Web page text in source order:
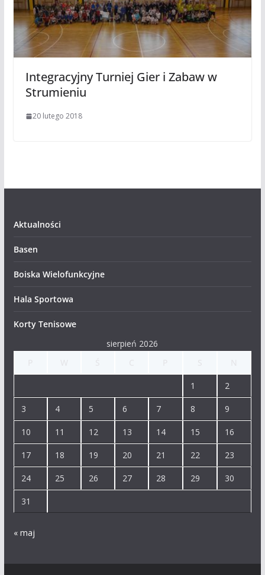
Integracyjny Turniej Gier i Zabaw w
Strumieniu
20 lutego 2018
Aktualności
Basen
Boiska Wielofunkcyjne
Hala Sportowa
Korty Tenisowe
sierpień 2026
1 2
3 4 5 6 7 8 9
10 11 12 13 14 15 16
17 18 19 20 21 22 23
24 25 26 27 28 29 30
31
« maj